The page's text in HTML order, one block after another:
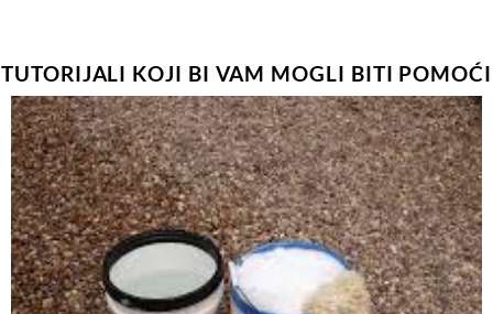
TUTORIJALI KOJI BI VAM MOGLI BITI POMOĆI